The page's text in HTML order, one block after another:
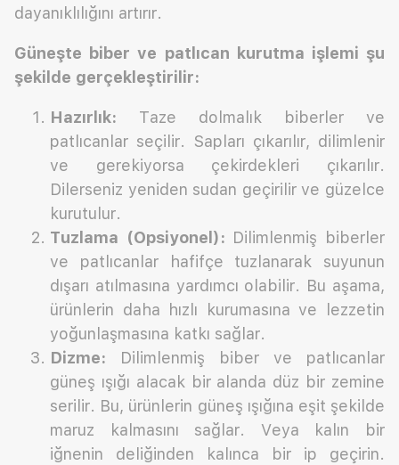
dayanıklılığını artırır.
Güneşte biber ve patlıcan kurutma işlemi şu
şekilde gerçekleştirilir:
Hazırlık: Taze dolmalık biberler ve
patlıcanlar seçilir. Sapları çıkarılır, dilimlenir
ve gerekiyorsa çekirdekleri çıkarılır.
Dilerseniz yeniden sudan geçirilir ve güzelce
kurutulur.
Tuzlama (Opsiyonel): Dilimlenmiş biberler
ve patlıcanlar hafifçe tuzlanarak suyunun
dışarı atılmasına yardımcı olabilir. Bu aşama,
ürünlerin daha hızlı kurumasına ve lezzetin
yoğunlaşmasına katkı sağlar.
Dizme: Dilimlenmiş biber ve patlıcanlar
güneş ışığı alacak bir alanda düz bir zemine
serilir. Bu, ürünlerin güneş ışığına eşit şekilde
maruz kalmasını sağlar. Veya kalın bir
iğnenin deliğinden kalınca bir ip geçirin.